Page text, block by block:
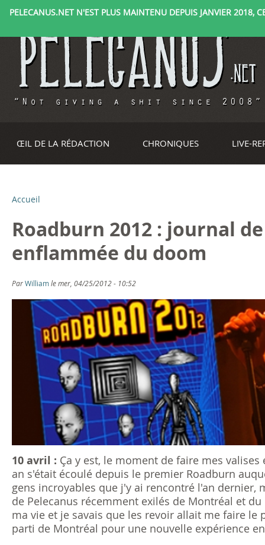
PELECANUS.NET N'EST PLUS MAINTENU DEPUIS JANVIER 2018,
ŒIL DE LA RÉDACTION CHRONIQUES LIVE-
V
o
u
s
ê
i
Accueil
Roadburn 2012 : journal
enflammée du doom
ParWilliamle mer, 04/25/2012 - 10:52
10 avril : Ça y est, le moment de faire mes
an s'était écoulé depuis le premier Roadburn
gens incroyables que j'y ai rencontré l'an
de Pelecanus récemment exilés de Montréal et
ma vie et je savais que les revoir allait me faire
parti de Montréal pour une nouvelle expérience